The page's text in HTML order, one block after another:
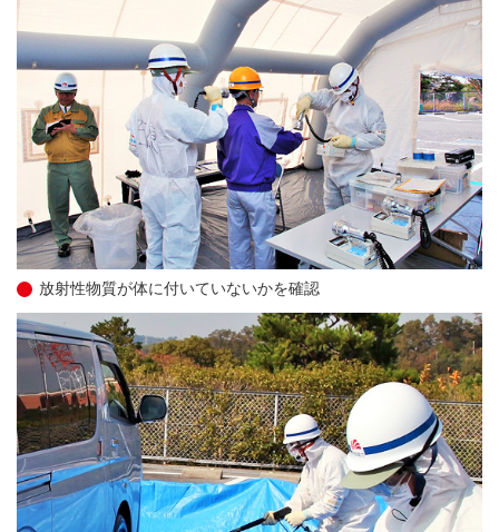
放射性物質が体に付いていないかを確認